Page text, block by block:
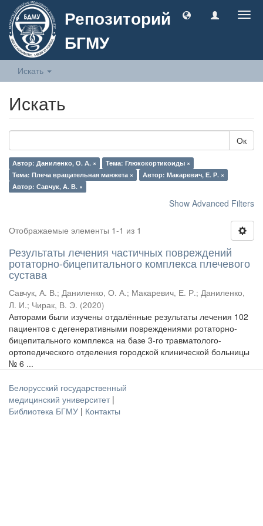
Репозиторий
БГМУ
Искать
Искать
Ок
Автор: Даниленко, О. А. ×
Тема: Глюкокортикоиды ×
Тема: Плеча вращательная манжета ×
Автор: Макаревич, Е. Р. ×
Автор: Савчук, А. В. ×
Show Advanced Filters
Отображаемые элементы 1-1 из 1
Результаты лечения частичных повреждений
ротаторно-бицепитального комплекса плечевого
сустава
Савчук, А. В.; Даниленко, О. А.; Макаревич, Е. Р.; Даниленко,
Л. И.; Чирак, В. Э. (2020)
Авторами были изучены отдалённые результаты лечения 102
пациентов с дегенеративными повреждениями ротаторно-
бицепитального комплекса на базе 3-го травматолого-
ортопедического отделения городской клинической больницы
№ 6 ...
Белорусский государственный
медицинский университет |
Библиотека БГМУ | Контакты